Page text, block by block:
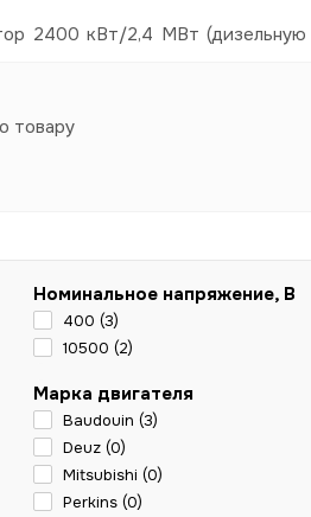
2400 кВт/2,4 МВт
товару
Номинальное напряжение, В
400 (3)
10500 (2)
Марка двигателя
Baudouin (3)
Deuz (0)
Mitsubishi (0)
Perkins (0)